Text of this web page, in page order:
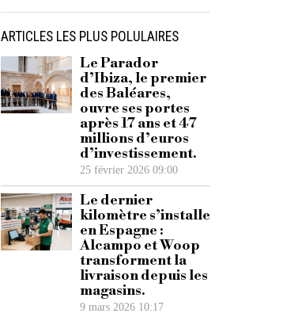
ARTICLES LES PLUS POLULAIRES
Le Parador
d’Ibiza, le premier
des Baléares,
ouvre ses portes
après 17 ans et 47
millions d’euros
d’investissement.
25 février 2026 09:00
Le dernier
kilomètre s’installe
en Espagne :
Alcampo et Woop
transforment la
livraison depuis les
magasins.
9 mars 2026 10:17